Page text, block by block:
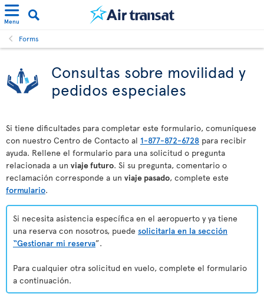
Menu
Forms
Consultas sobre movilidad y
pedidos especiales
Si tiene dificultades para completar este formulario, comuníquese
con nuestro Centro de Contacto al 1-877-872-6728 para recibir
ayuda. Rellene el formulario para una solicitud o pregunta
relacionada a un viaje futuro. Si su pregunta, comentario o
reclamación corresponde a un viaje pasado, complete este
formulario.
Si necesita asistencia específica en el aeropuerto y ya tiene
una reserva con nosotros, puede solicitarla en la sección
“Gestionar mi reserva”.
Para cualquier otra solicitud en vuelo, complete el formulario
a continuación.